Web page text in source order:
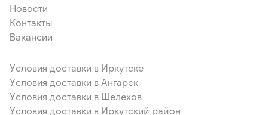
Новости
Контакты
Вакансии
Условия доставки в Иркутске
Условия доставки в Ангарск
Условия доставки в Шелехов
Условия доставки в Иркутский район